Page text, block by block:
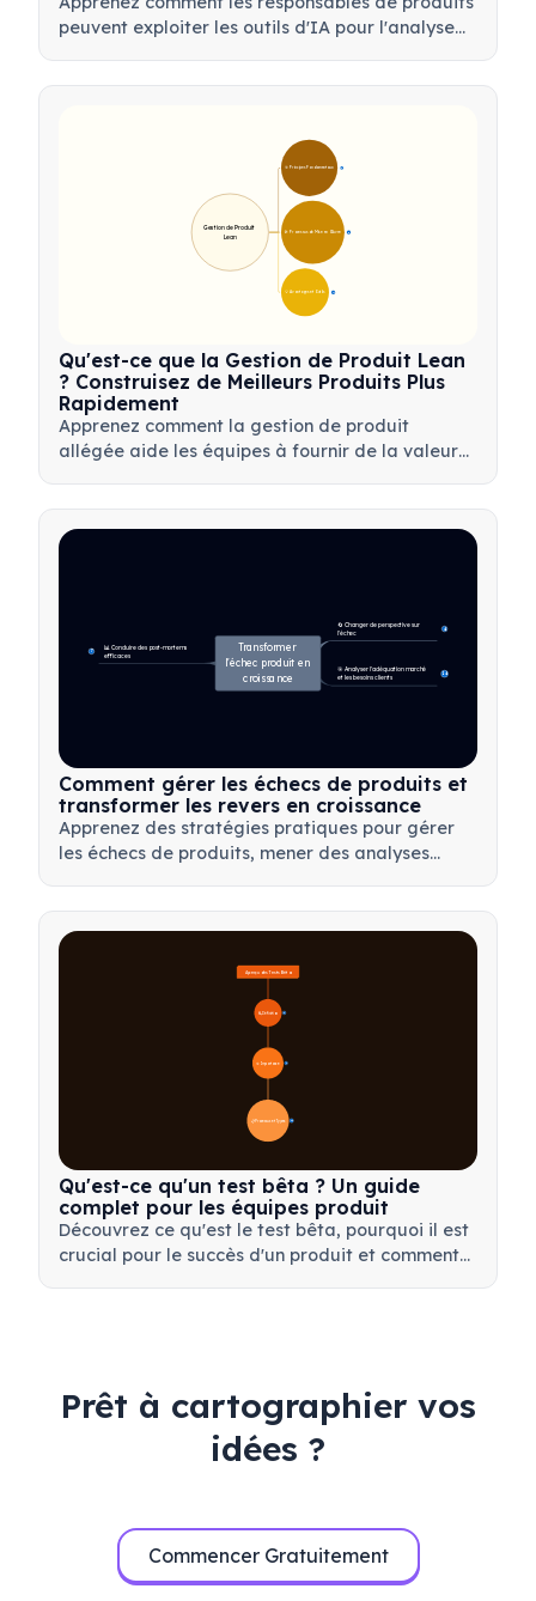
peuvent exploiter les outils d'IA pour l'analyse
🎯 Principes Fondamentaux 9
🛠️ Processus de Mise en Œuvre
💡 Avantages et Outils
Gestion de Produit
Lean
Qu'est-ce que la Gestion de Produit Lean
? Construisez de Meilleurs Produits Plus
Rapidement
Apprenez comment la gestion de produit
allégée aide les équipes à fournir de la valeur
sur l'essentiel.
🔄 Changer de perspective sur
l'échec
4
📊 Conduire des post-mortems
efficaces
7
🎯 Analyser l'adéquation marché
et les besoins clients
14
Transformer
l'échec produit en
croissance
Comment gérer les échecs de produits et
transformer les revers en croissance
Apprenez des stratégies pratiques pour gérer
les échecs de produits, mener des analyses
pour votre équipe.
🔍 Définition 4
🎯 Importance 7
📋 Processus et Types 20
Aperçu des Tests Bêta
Qu'est-ce qu'un test bêta ? Un guide
complet pour les équipes produit
Découvrez ce qu'est le test bêta, pourquoi il est
crucial pour le succès d'un produit et comment
Prêt à cartographier vos
idées ?
Commencer Gratuitement